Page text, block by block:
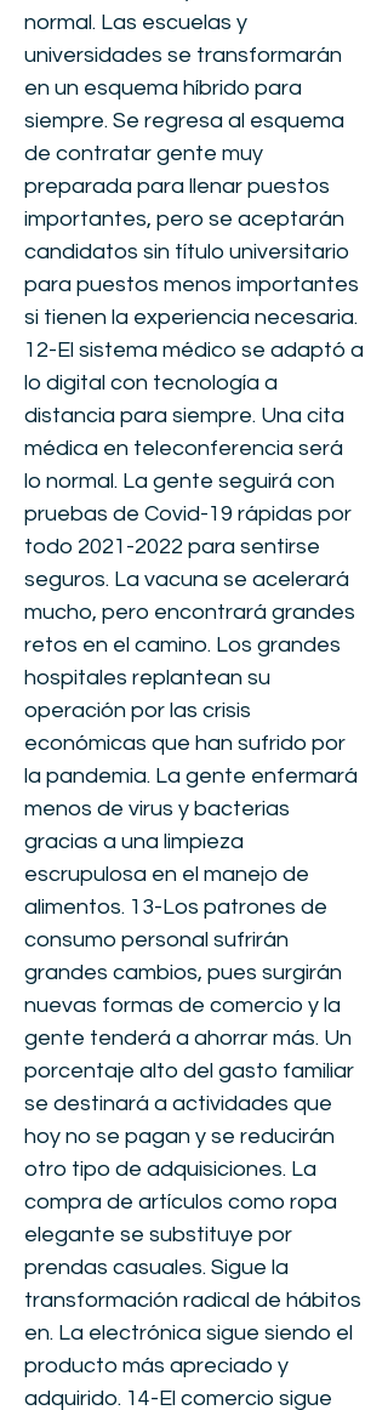
normal. Las escuelas y
universidades se transformarán
en un esquema híbrido para
siempre. Se regresa al esquema
de contratar gente muy
preparada para llenar puestos
importantes, pero se aceptarán
candidatos sin título universitario
para puestos menos importantes
si tienen la experiencia necesaria.
12-El sistema médico se adaptó a
lo digital con tecnología a
distancia para siempre. Una cita
médica en teleconferencia será
lo normal. La gente seguirá con
pruebas de Covid-19 rápidas por
todo 2021-2022 para sentirse
seguros. La vacuna se acelerará
mucho, pero encontrará grandes
retos en el camino. Los grandes
hospitales replantean su
operación por las crisis
económicas que han sufrido por
la pandemia. La gente enfermará
menos de virus y bacterias
gracias a una limpieza
escrupulosa en el manejo de
alimentos. 13-Los patrones de
consumo personal sufrirán
grandes cambios, pues surgirán
nuevas formas de comercio y la
gente tenderá a ahorrar más. Un
porcentaje alto del gasto familiar
se destinará a actividades que
hoy no se pagan y se reducirán
otro tipo de adquisiciones. La
compra de artículos como ropa
elegante se substituye por
prendas casuales. Sigue la
transformación radical de hábitos
en. La electrónica sigue siendo el
producto más apreciado y
adquirido. 14-El comercio sigue